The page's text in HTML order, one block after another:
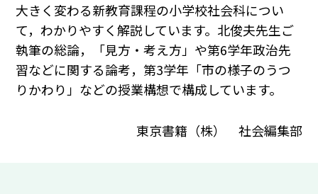
大きく変わる新教育課程の小学校社会科につい
て，わかりやすく解説しています。北俊夫先生ご
執筆の総論，「見方・考え方」や第6学年政治先
習などに関する論考，第3学年「市の様子のうつ
りかわり」などの授業構想で構成しています。
東京書籍（株） 社会編集部